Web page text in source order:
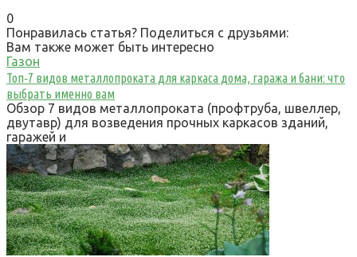
0
Понравилась статья? Поделиться с друзьями:
Вам также может быть интересно
Газон
Топ‑7 видов металлопроката для каркаса дома, гаража и бани: что
выбрать именно вам
Обзор 7 видов металлопроката (профтруба, швеллер,
двутавр) для возведения прочных каркасов зданий,
гаражей и